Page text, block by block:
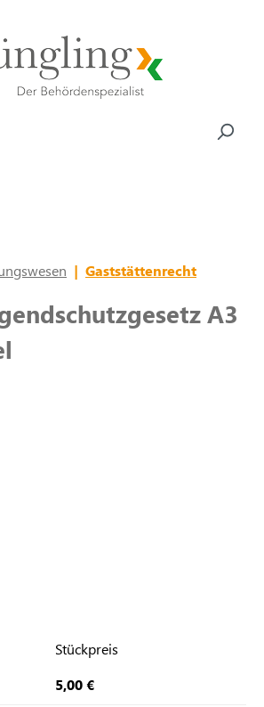
| Gaststättenrecht
A3
Stückpreis
5,00 €